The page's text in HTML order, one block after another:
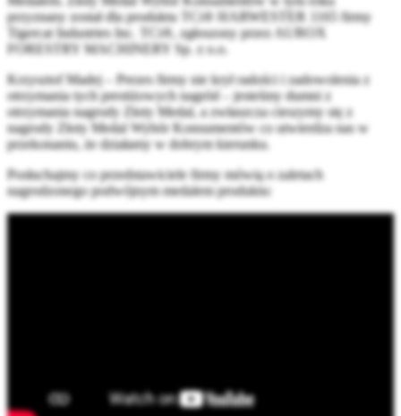
przyznany został dla produktu TCi® HARWESTER 1165 firmy
Tigercat Industries Inc. TCi®, zgłoszony przez AUROX
FORESTRY MACHINERY Sp. z o.o.
Krzysztof Madej – Prezes firmy nie krył radości i zadowolenia z
otrzymania tych prestiżowych nagród – jesteśmy dumni z
otrzymania nagrody Złoty Medal, a zwłaszcza cieszymy się z
nagrody Złoty Medal Wybór Konsumentów co utwierdza nas w
przekonaniu, że działamy w dobrym kierunku.
Posłuchajmy co przedstawiciele firmy mówią o zaletach
nagrodzonego podwójnym medalem produktu: